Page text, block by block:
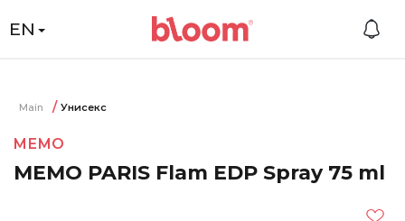
EN
Main Унисекс
MEMO
MEMO PARIS Flam EDP Spray 75 ml